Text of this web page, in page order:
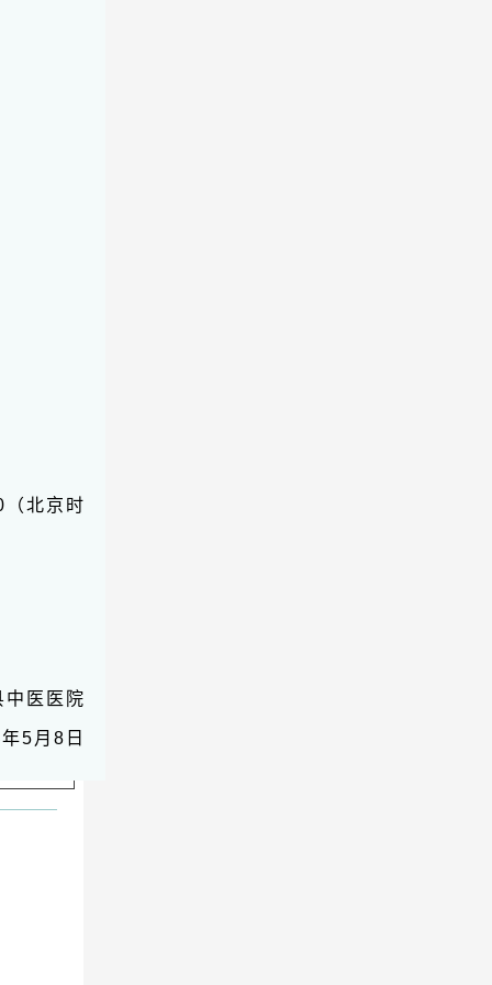
北京时
中医医院
5月8日